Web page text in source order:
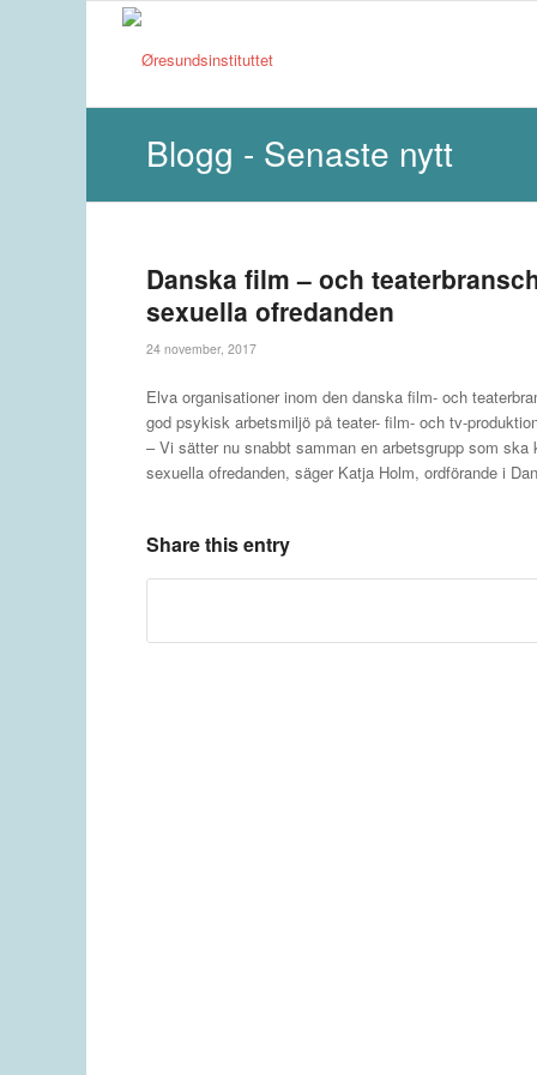
Blogg - Senaste nytt
Danska film – och
sexuella ofredanden
24 november, 2017
Elva organisationer inom den danska film- och
god psykisk arbetsmiljö på teater- film- och tv-
– Vi sätter nu snabbt samman en arbetsgrupp som
sexuella ofredanden, säger Katja Holm, ordförande i
Share this entry